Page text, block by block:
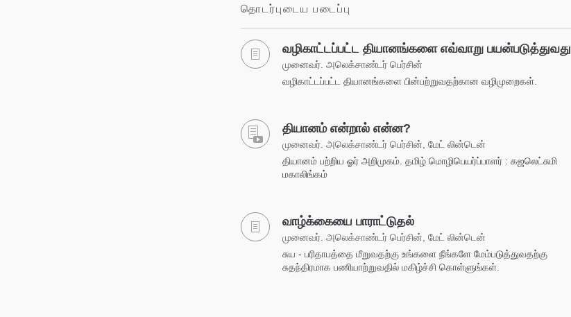
தொடர்புடைய படைப்பு
வழிகாட்டப்பட்ட தியானங்களை எவ்வாறு பயன்படுத்துவது
முனைவர். அலெக்சாண்டர் பெர்சின்
வழிகாட்டப்பட்ட தியானங்களை பின்பற்றுவதற்கான வழிமுறைகள்.
தியானம் என்றால் என்ன?
முனைவர். அலெக்சாண்டர் பெர்சின், மேட் லின்டென்
தியானம் பற்றிய ஓர் அறிமுகம். தமிழ் மொழிபெயர்ப்பாளர் : கஜலெட்சுமி
மகாலிங்கம்
வாழ்க்கையை பாராட்டுதல்
முனைவர். அலெக்சாண்டர் பெர்சின், மேட் லின்டென்
சுய - பரிதாபத்தை மீறுவதற்கு உங்களை நீங்களே மேம்படுத்துவதற்கு
சுதந்திரமாக பணியாற்றுவதில் மகிழ்ச்சி கொள்ளுங்கள்.